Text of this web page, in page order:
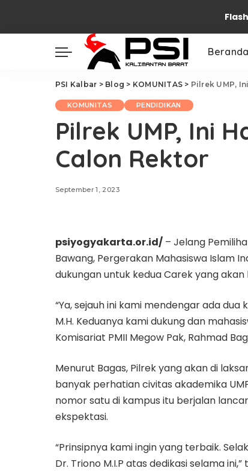
Beranda
PSI Kalbar > Blog > KOMUNITAS > Pilrek UMP,
KOMUNITAS PENDIDIKAN
Pilrek UMP, Ini
Calon Rektor
September 1, 2023
psiyogyakarta.or.id/ – Jelang
Bawang, Pergerakan Mahasiswa Islam
dukungan untuk kedua Carek yang
“Ya, sejauh ini kami mendengar ada
M.H. Keduanya kami dukung dan
Komisariat PMII Megow Pak, Rahmad
Menurut Bagas, Pilrek yang akan di
banyak perhatian civitas akademika
nomor satu di kampus itu berjalan
ekspektasi.
“Prinsipnya kami ingin yang terbaik.
Dr. Triono M.I.P atas dedikasi selama ini,”